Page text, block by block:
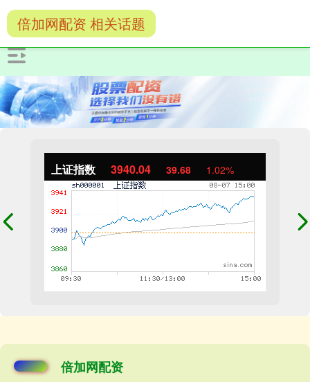
上证指数 3940.04 39.68 1.02%
倍加网配资
倍加网配资 相关话题